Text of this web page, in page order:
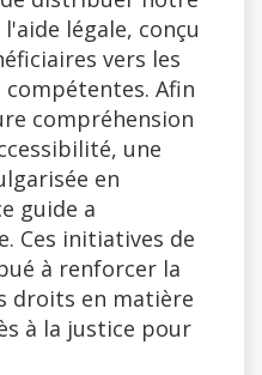
légale, conçu
vers les
Afin
compréhension
une
en
guide a
Ces initiatives de
à renforcer la
droits en matière
à la justice pour